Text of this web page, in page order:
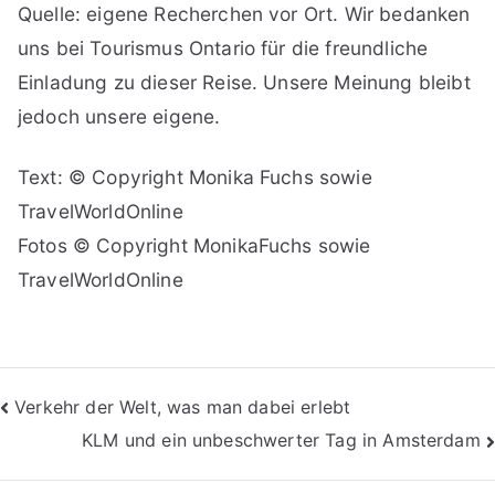
Quelle: eigene Recherchen vor Ort. Wir bedanken
uns bei Tourismus Ontario für die freundliche
Einladung zu dieser Reise. Unsere Meinung bleibt
jedoch unsere eigene.
Text: © Copyright Monika Fuchs sowie
TravelWorldOnline
Fotos © Copyright MonikaFuchs sowie
TravelWorldOnline
Beitragsnavigation
Verkehr der Welt, was man dabei erlebt
KLM und ein unbeschwerter Tag in Amsterdam